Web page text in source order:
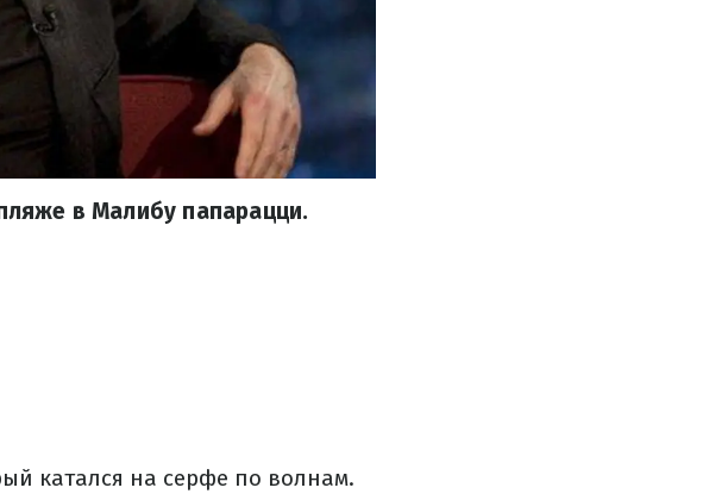
в Малибу папарацци.
катался на серфе по волнам.